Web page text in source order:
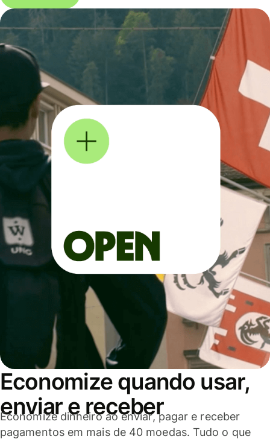
Economize quando usar,
enviar e receber
Economize dinheiro ao enviar, pagar e receber
pagamentos em mais de 40 moedas. Tudo o que